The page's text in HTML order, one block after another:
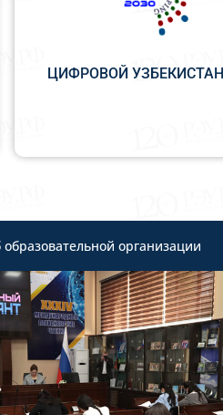
ЦИФРОВОЙ УЗБЕКИСТАН
организации